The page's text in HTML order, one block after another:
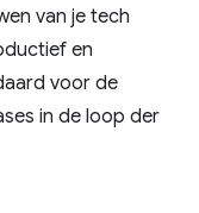
van je tech
en
voor de
in de loop der